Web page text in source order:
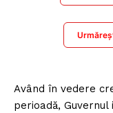
Având în vedere
perioadă,